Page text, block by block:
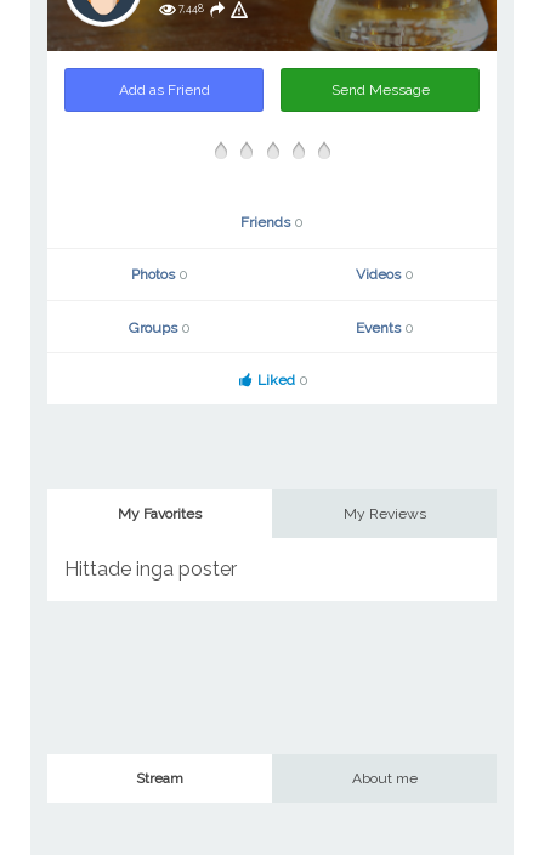
7,448
Add as Friend Send Message
Friends 0
Photos 0 Videos 0
Groups 0 Events 0
Liked 0
My Favorites My Reviews
Hittade inga poster
Stream About me